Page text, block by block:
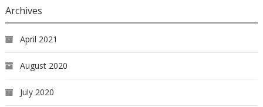
Archives
April 2021
August 2020
July 2020